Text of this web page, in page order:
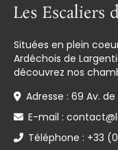
Situées en plein
Ardéchois de
découvrez nos
Adresse : 69 Av.
E-mail :
Téléphone : +33